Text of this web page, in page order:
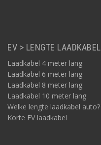
EV > LENGTE LAADKABEL
Laadkabel 4 meter lang
Laadkabel 6 meter lang
Laadkabel 8 meter lang
Laadkabel 10 meter lang
Welke lengte laadkabel auto?
Korte EV laadkabel